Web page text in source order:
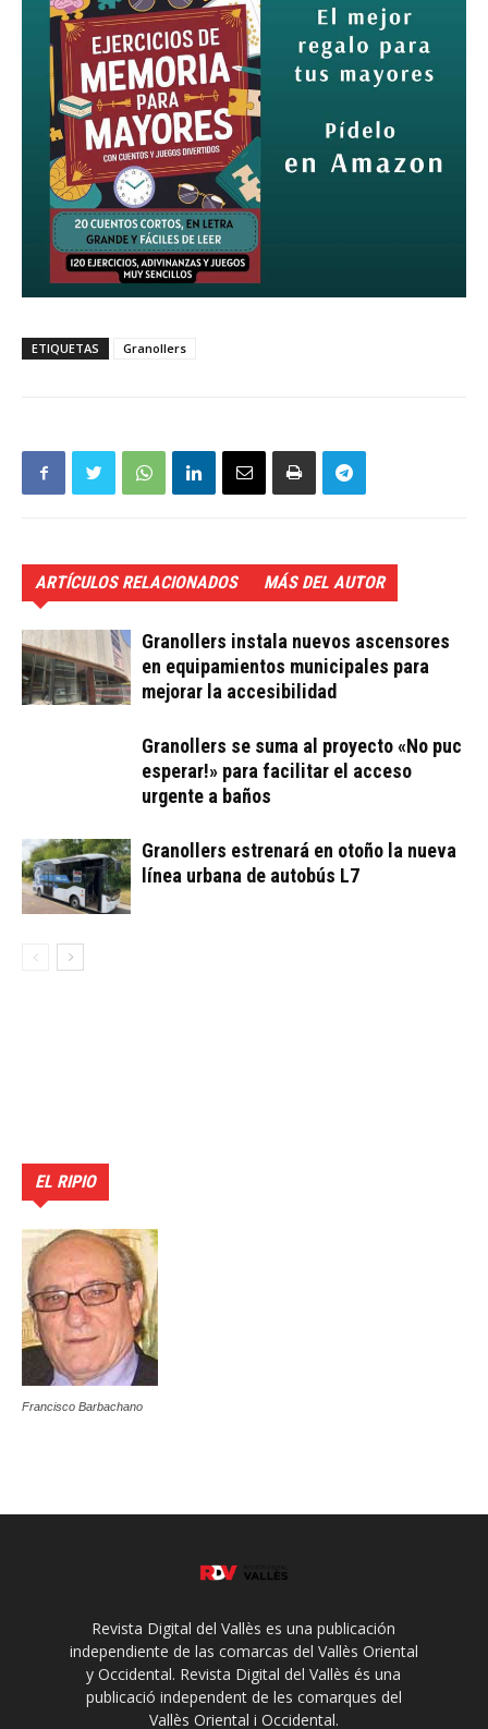
ETIQUETAS Granollers
ARTÍCULOS RELACIONADOS MÁS DEL AUTOR
Granollers instala nuevos ascensores
en equipamientos municipales para
mejorar la accesibilidad
Granollers se suma al proyecto «No puc
esperar!» para facilitar el acceso
urgente a baños
Granollers estrenará en otoño la nueva
línea urbana de autobús L7
EL RIPIO
Francisco Barbachano
Revista Digital del Vallès es una publicación
independiente de las comarcas del Vallès Oriental
y Occidental. Revista Digital del Vallès és una
publicació independent de les comarques del
Vallès Oriental i Occidental.